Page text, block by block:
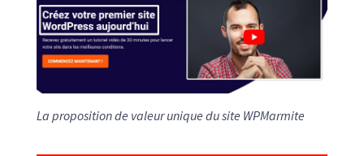
La proposition de valeur unique du site WPMarmite